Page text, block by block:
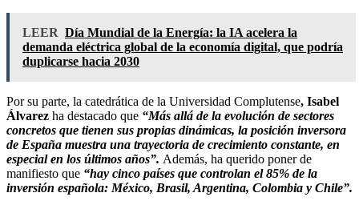
LEER Día Mundial de la Energía: la IA acelera la
demanda eléctrica global de la economía digital, que podría
duplicarse hacia 2030
Por su parte, la catedrática de la Universidad Complutense, Isabel
Álvarez ha destacado que “Más allá de la evolución de sectores
concretos que tienen sus propias dinámicas, la posición inversora
de España muestra una trayectoria de crecimiento constante, en
especial en los últimos años”. Además, ha querido poner de
manifiesto que “hay cinco países que controlan el 85% de la
inversión española: México, Brasil, Argentina, Colombia y Chile”.